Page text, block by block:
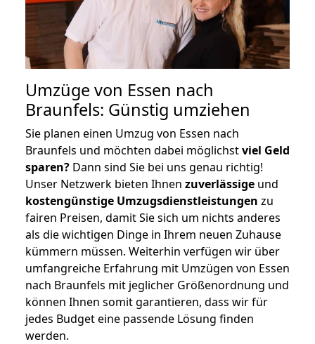
Umzüge von Essen nach
Braunfels: Günstig umziehen
Sie planen einen Umzug von Essen nach
Braunfels und möchten dabei möglichstviel Geld
sparen? Dann sind Sie bei uns genau richtig!
Unser Netzwerk bieten Ihnen zuverlässige und
kostengünstige Umzugsdienstleistungen zu
fairen Preisen, damit Sie sich um nichts anderes
als die wichtigen Dinge in Ihrem neuen Zuhause
kümmern müssen. Weiterhin verfügen wir über
umfangreiche Erfahrung mit Umzügen von Essen
nach Braunfels mit jeglicher Größenordnung und
können Ihnen somit garantieren, dass wir für
jedes Budget eine passende Lösung finden
werden.